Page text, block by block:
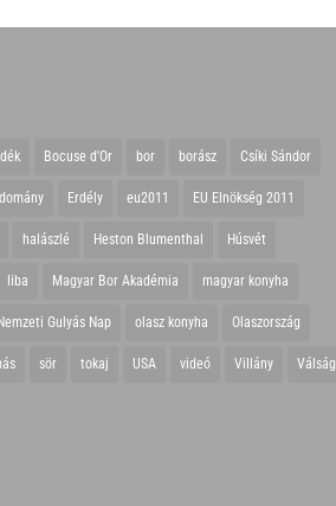
Bocuse d'Or bor borász Csíki Sándor
Erdély eu2011 EU Elnökség 2011
halászlé Heston Blumenthal Húsvét
liba Magyar Bor Akadémia magyar konyha
Gulyás Nap olasz konyha Olaszország
sör tokaj USA videó Villány Válság